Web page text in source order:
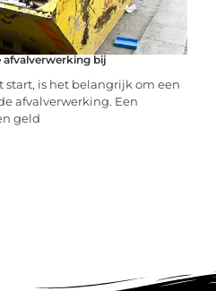
bij
start, is het belangrijk om een
afvalverwerking. Een
geld